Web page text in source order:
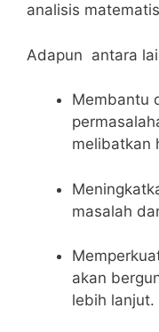
⁤analisis​
Adapun‍ ⁢ antara
Membantu
melibatkan
masalah
⁣akan
lebih lanjut.